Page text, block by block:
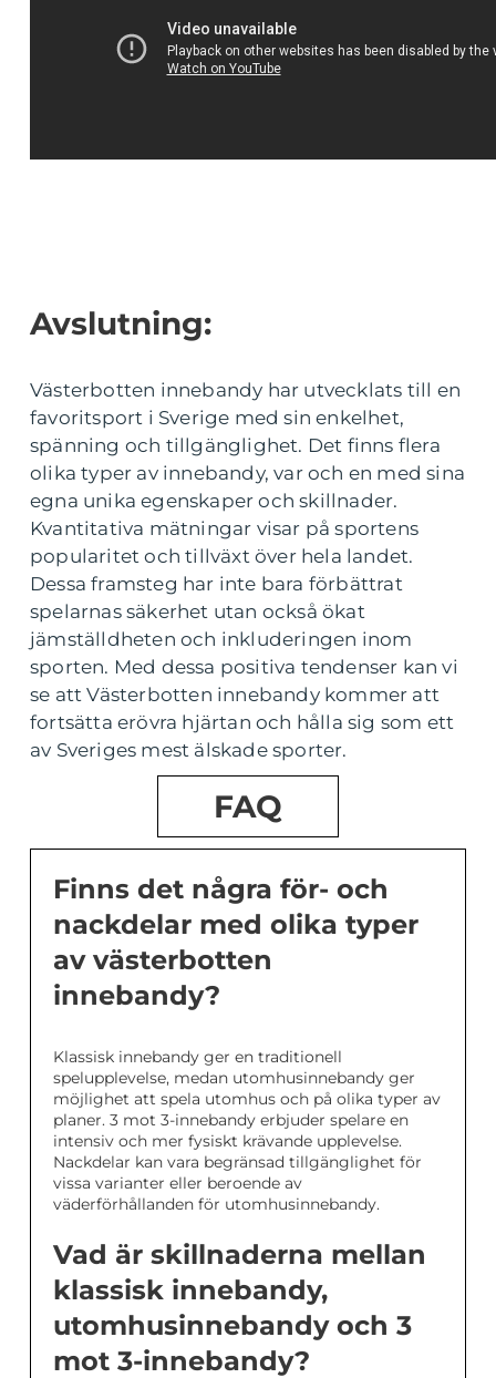
Avslutning:
Västerbotten innebandy har utvecklats till en
favoritsport i Sverige med sin enkelhet,
spänning och tillgänglighet. Det finns flera
olika typer av innebandy, var och en med sina
egna unika egenskaper och skillnader.
Kvantitativa mätningar visar på sportens
popularitet och tillväxt över hela landet.
Dessa framsteg har inte bara förbättrat
spelarnas säkerhet utan också ökat
jämställdheten och inkluderingen inom
sporten. Med dessa positiva tendenser kan vi
se att Västerbotten innebandy kommer att
fortsätta erövra hjärtan och hålla sig som ett
av Sveriges mest älskade sporter.
FAQ
Finns det några för- och
nackdelar med olika typer
av västerbotten
innebandy?
Klassisk innebandy ger en traditionell
spelupplevelse, medan utomhusinnebandy ger
möjlighet att spela utomhus och på olika typer av
planer. 3 mot 3-innebandy erbjuder spelare en
intensiv och mer fysiskt krävande upplevelse.
Nackdelar kan vara begränsad tillgänglighet för
vissa varianter eller beroende av
väderförhållanden för utomhusinnebandy.
Vad är skillnaderna mellan
klassisk innebandy,
utomhusinnebandy och 3
mot 3-innebandy?